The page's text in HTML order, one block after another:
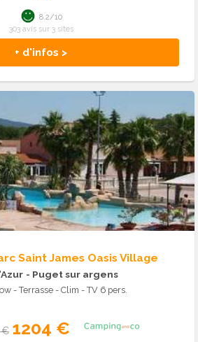
+ d'infos >
8.2/10
303 avis sur 3 sites
Saint James Oasis Village
- Puget sur argens
- Terrasse - Clim - TV 6 pers.
€ 1204 €